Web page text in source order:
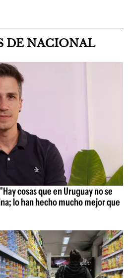
DE NACIONAL
cosas que en Uruguay no se
lo han hecho mucho mejor que